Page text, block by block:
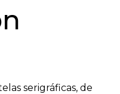
serigráficas, de